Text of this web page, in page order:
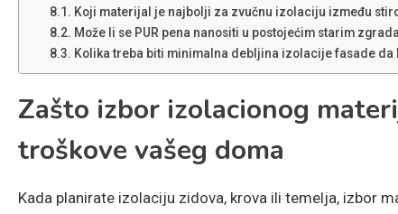
Koji materijal je najbolji za zvučnu izolaciju između
Može li se PUR pena nanositi u postojećim starim
Kolika treba biti minimalna debljina izolacije fasade da
Zašto izbor izolacionog
troškove vašeg doma
Kada planirate izolaciju zidova, krova ili temelja, izbor